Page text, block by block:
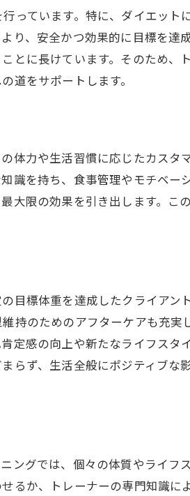
ット
っています。特に、ダイエット
り、安全かつ効果的に目標を達
とに長けています。そのため、
道をサポートします。
体力や生活習慣に応じたカスタ
識を持ち、食事管理やモチベー
限の効果を引き出します。この
目標体重を達成したクライアン
持のためのアフターケアも充実
定感の向上や新たなライフスタ
らず、生活全般にポジティブな
ングでは、個々の体質やライフ
るか、トレーナーの専門知識に